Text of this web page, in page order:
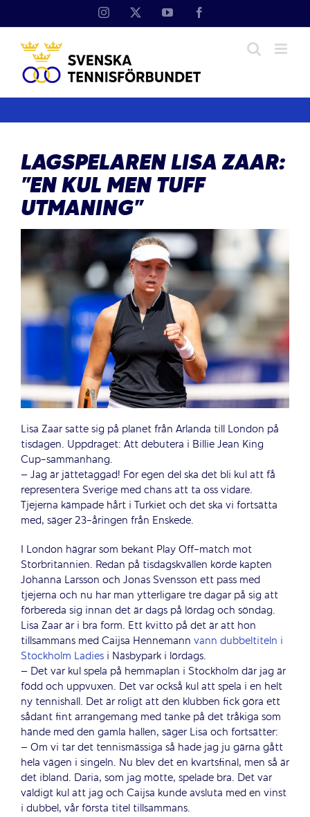
Instagram YouTube
LAGSPELAREN LISA ZAAR:
”EN KUL MEN TUFF
UTMANING”
Lisa Zaar satte sig på planet från Arlanda till London på
tisdagen. Uppdraget: Att debutera i Billie Jean King
Cup-sammanhang.
– Jag är jättetaggad! För egen del ska det bli kul att få
representera Sverige med chans att ta oss vidare.
Tjejerna kämpade hårt i Turkiet och det ska vi fortsätta
med, säger 23-åringen från Enskede.
I London hägrar som bekant Play Off-match mot
Storbritannien. Redan på tisdagskvällen körde kapten
Johanna Larsson och Jonas Svensson ett pass med
tjejerna och nu har man ytterligare tre dagar på sig att
förbereda sig innan det är dags på lördag och söndag.
Lisa Zaar är i bra form. Ett kvitto på det är att hon
tillsammans med Caijsa Hennemann vann dubbeltiteln i
Stockholm Ladiesi Näsbypark i lördags.
– Det var kul spela på hemmaplan i Stockholm där jag är
född och uppvuxen. Det var också kul att spela i en helt
ny tennishall. Det är roligt att den klubben fick göra ett
sådant fint arrangemang med tanke på det tråkiga som
hände med den gamla hallen, säger Lisa och fortsätter:
– Om vi tar det tennismässiga så hade jag ju gärna gått
hela vägen i singeln. Nu blev det en kvartsfinal, men så är
det ibland. Daria, som jag mötte, spelade bra. Det var
väldigt kul att jag och Caijsa kunde avsluta med en vinst
i dubbel, vår första titel tillsammans.